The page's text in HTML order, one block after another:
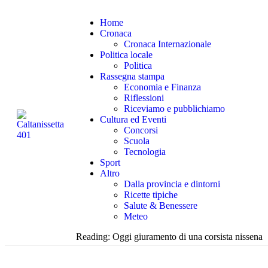
Home
Cronaca
Cronaca Internazionale
Politica locale
Politica
Rassegna stampa
Economia e Finanza
Riflessioni
Riceviamo e pubblichiamo
Cultura ed Eventi
Concorsi
Scuola
Tecnologia
Sport
Altro
Dalla provincia e dintorni
Ricette tipiche
Salute & Benessere
Meteo
Reading: Oggi giuramento di una corsista nissena